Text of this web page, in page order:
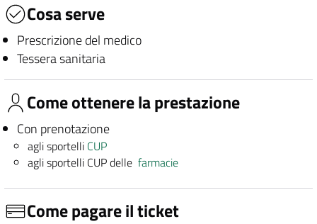
Cosa serve
Prescrizione del medico
Tessera sanitaria
Come ottenere la prestazione
Con prenotazione
agli sportelli CUP
agli sportelli CUP dellefarmacie
Come pagare il ticket